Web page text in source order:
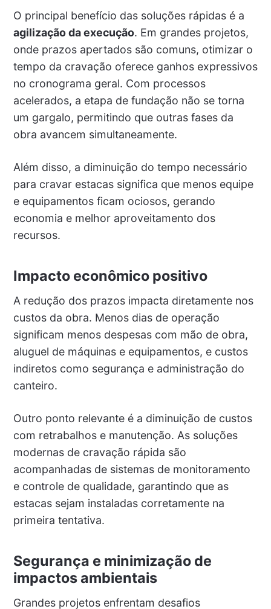
O principal benefício das soluções rápidas é a
agilização da execução. Em grandes projetos,
onde prazos apertados são comuns, otimizar o
tempo da cravação oferece ganhos expressivos
no cronograma geral. Com processos
acelerados, a etapa de fundação não se torna
um gargalo, permitindo que outras fases da
obra avancem simultaneamente.
Além disso, a diminuição do tempo necessário
para cravar estacas significa que menos equipe
e equipamentos ficam ociosos, gerando
economia e melhor aproveitamento dos
recursos.
Impacto econômico positivo
A redução dos prazos impacta diretamente nos
custos da obra. Menos dias de operação
significam menos despesas com mão de obra,
aluguel de máquinas e equipamentos, e custos
indiretos como segurança e administração do
canteiro.
Outro ponto relevante é a diminuição de custos
com retrabalhos e manutenção. As soluções
modernas de cravação rápida são
acompanhadas de sistemas de monitoramento
e controle de qualidade, garantindo que as
estacas sejam instaladas corretamente na
primeira tentativa.
Segurança e minimização de
impactos ambientais
Grandes projetos enfrentam desafios